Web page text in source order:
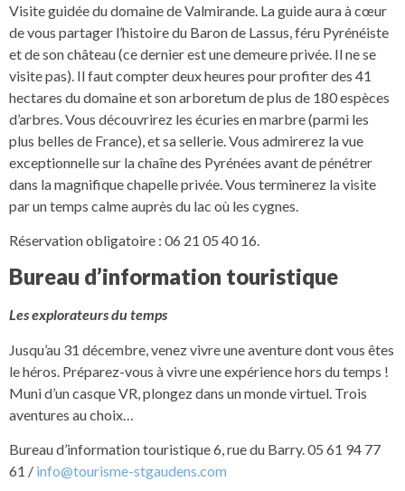
Visite guidée du domaine de Valmirande. La guide aura à cœur
de vous partager l’histoire du Baron de Lassus, féru Pyrénéiste
et de son château (ce dernier est une demeure privée. Il ne se
visite pas). Il faut compter deux heures pour profiter des 41
hectares du domaine et son arboretum de plus de 180 espèces
d’arbres. Vous découvrirez les écuries en marbre (parmi les
plus belles de France), et sa sellerie. Vous admirerez la vue
exceptionnelle sur la chaîne des Pyrénées avant de pénétrer
dans la magnifique chapelle privée. Vous terminerez la visite
par un temps calme auprès du lac où les cygnes.
Réservation obligatoire : 06 21 05 40 16.
Bureau d’information touristique
Les explorateurs du temps
Jusqu’au 31 décembre, venez vivre une aventure dont vous êtes
le héros. Préparez-vous à vivre une expérience hors du temps !
Muni d’un casque VR, plongez dans un monde virtuel. Trois
aventures au choix…
Bureau d’information touristique 6, rue du Barry. 05 61 94 77
61 / info@tourisme-stgaudens.com